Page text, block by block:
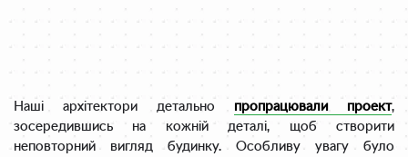
Наші архітектори детально пропрацювали проект,
зосередившись на кожній деталі, щоб створити
неповторний вигляд будинку. Особливу увагу було